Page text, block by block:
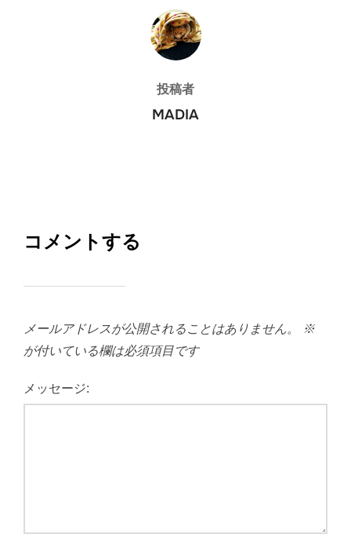
投稿者
投稿者
MADIA
コメントする
メールアドレスが公開されることはありません。
※
が付いている欄は必須項目です
メッセージ: